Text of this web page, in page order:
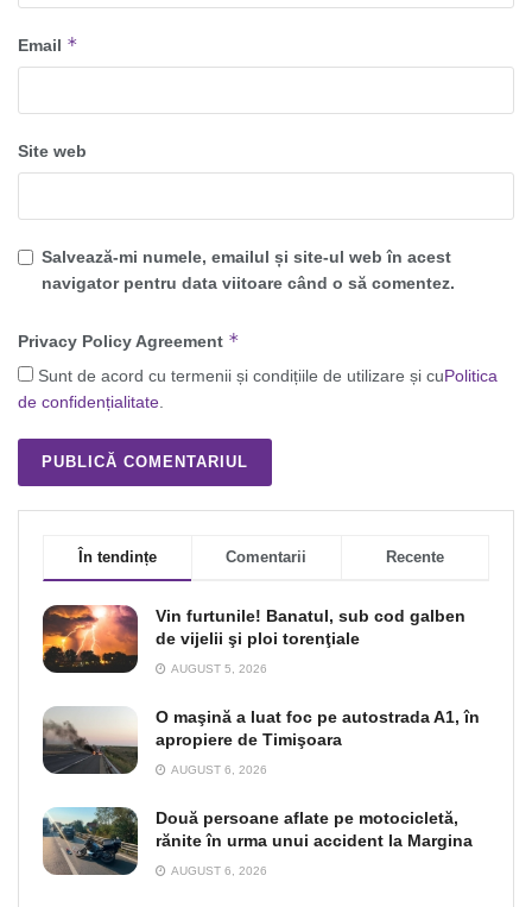
Email *
Site web
Salvează-mi numele, emailul și site-ul web în acest
navigator pentru data viitoare când o să comentez.
Privacy Policy Agreement *
Sunt de acord cu termenii și condițiile de utilizare și cuPolitica
de confidențialitate
În tendințe Comentarii Recente
Vin furtunile! Banatul, sub cod galben
de vijelii şi ploi torenţiale
AUGUST 5, 2026
O maşină a luat foc pe autostrada A1, în
apropiere de Timişoara
AUGUST 6, 2026
Două persoane aflate pe motocicletă,
rănite în urma unui accident la Margina
AUGUST 6, 2026